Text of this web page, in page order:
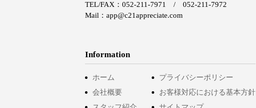
Information
ホーム
会社概要
プライバシーポリシー
お客様対応における基本方針
TEL/FAX：052-211-7971 / 052-211-7972
Mail：app@c21appreciate.com